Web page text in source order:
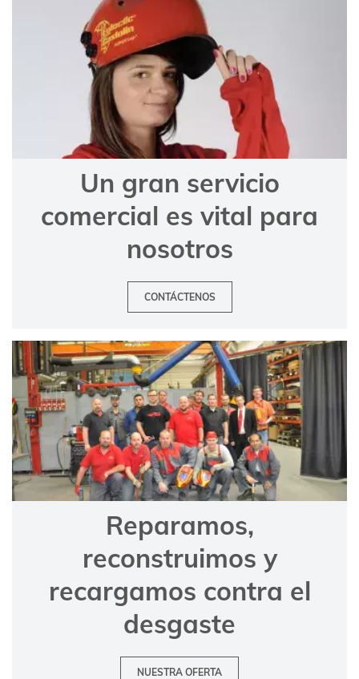
Un gran servicio
comercial es vital para
nosotros
CONTÁCTENOS
Reparamos,
reconstruimos y
recargamos contra el
desgaste
NUESTRA OFERTA